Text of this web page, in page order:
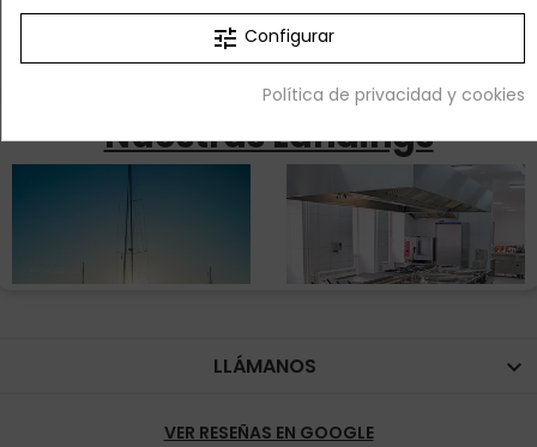
Volver arriba
Nuestras Landings
LLÁMANOS 
VER RESEÑAS EN GOOGLE
tune Configurar
Política de privacidad y cookies